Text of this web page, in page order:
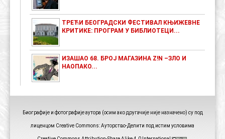
ТРЕЋИ БЕОГРАДСКИ ФЕСТИВАЛ КЊИЖЕВНЕ
КРИТИКЕ: ПРОГРАМ У БИБЛИОТЕЦИ...
ИЗАШАО 68. БРОЈ МАГАЗИНА Z!N –ЗЛО И
НАОПАКО...
Биографије и фотографије аутора (осим ако другачије није назначено) су под
лиценцом Creative Commons: Ауторство-Делити под истим условима